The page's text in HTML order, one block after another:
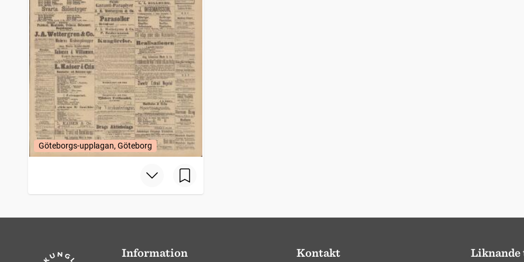
Göteborgs-upplagan, Göteborg
Information Kontakt